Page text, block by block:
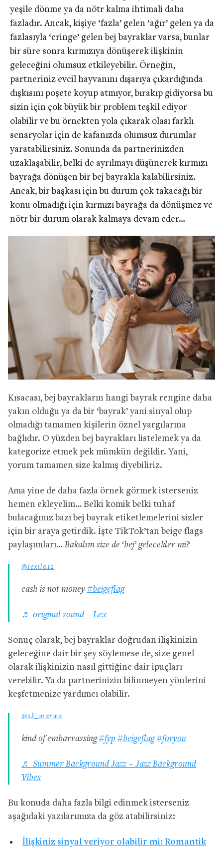
yeşile dönme ya da nötr kalma ihtimali daha
fazladır. Ancak, kişiye ‘fazla’ gelen ‘ağır’ gelen ya da
fazlasıyla ‘cringe’ gelen bej bayraklar varsa, bunlar
bir süre sonra kırmızıya dönüşerek ilişkinin
geleceğini olumsuz etkileyebilir. Örneğin,
partneriniz evcil hayvanını dışarıya çıkardığında
dışkısını poşete koyup atmıyor, bırakıp gidiyorsa bu
sizin için çok büyük bir problem teşkil ediyor
olabilir ve bu örnekten yola çıkarak olası farklı
senaryolar için de kafanızda olumsuz durumlar
yaratabilirsiniz. Sonunda da partnerinizden
uzaklaşabilir, belki de ayrılmayı düşünerek kırmızı
bayrağa dönüşen bir bej bayrakla kalabilirsiniz.
Ancak, bir başkası için bu durum çok takacağı bir
konu olmadığı için kırmızı bayrağa da dönüşmez ve
nötr bir durum olarak kalmaya devam eder…
Kısacası, bej bayrakların hangi bayrak rengine daha
yakın olduğu ya da bir ‘bayrak’ yani sinyal olup
olmadığı tamamen kişilerin öznel yargılarına
bağlıdır. O yüzden bej bayrakları listelemek ya da
kategorize etmek pek mümkün değildir. Yani,
yorum tamamen size kalmış diyebiliriz.
Ama yine de daha fazla örnek görmek isterseniz
hemen ekleyelim… Belki komik belki tuhaf
bulacağınız bazı bej bayrak etiketlemelerini sizler
için bir araya getirdik. İşte TikTok’tan beige flags
paylaşımları… Bakalım size de ‘bej’ gelecekler mi?
@lexil012
cash is not money #beigeflag
♬ original sound – Lex
Sonuç olarak, bej bayraklar doğrudan ilişkinizin
geleceğine dair bir şey söylemese de, size genel
olarak ilişkinizin nasıl gittiğine dair ipuçları
verebilir. Ya da partnerinizin bilinmeyen yönlerini
keşfetmenize yardımcı olabilir.
@sk_marwa
kind of embarrassing#fyp #beigeflag #foryou
♬ Summer Background Jazz – Jazz Background
Vibes
Bu konuda daha fazla bilgi edinmek isterseniz
aşağıdaki yazılarımıza da göz atabilirsiniz:
İlişkiniz sinyal veriyor olabilir mi: Romantik